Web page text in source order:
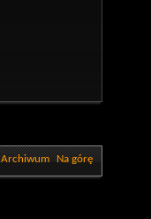
Archiwum Na górę